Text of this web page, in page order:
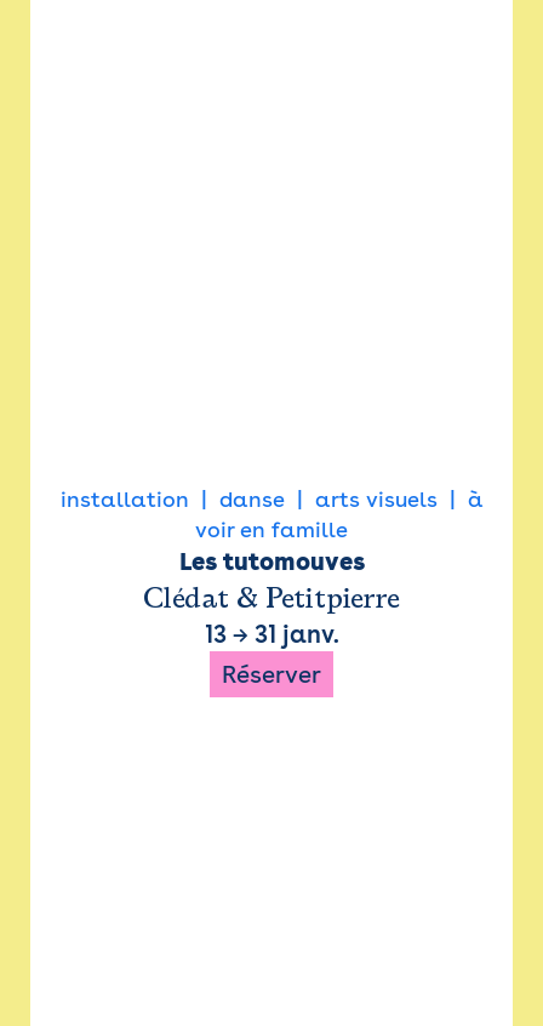
installation danse arts visuels
à
voir en famille
Les tutomouves
Clédat & Petitpierre
13→ 31 janv.
Réserver